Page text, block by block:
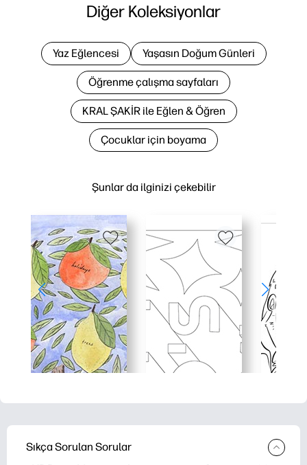
Şunlar da ilginizi çekebilir
Diğer Koleksiyonlar
Yaz Eğlencesi Yaşasın Doğum Günleri
Öğrenme çalışma sayfaları
KRAL ŞAKİR ile Eğlen & Öğren
Çocuklar için boyama
Sıkça Sorulan Sorular